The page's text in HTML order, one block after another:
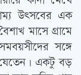
উৎসবের এক
মাসে গ্রামে
সঙ্গে
একটু বড়